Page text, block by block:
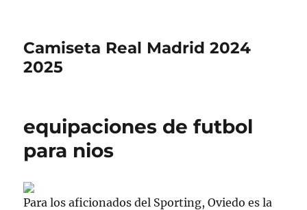
Camiseta Real Madrid 2024
2025
equipaciones de futbol
para nios
Para los aficionados del Sporting, Oviedo es la